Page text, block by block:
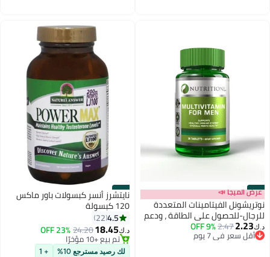
#47
عرض الميجا 📣
نوتريشونل الفيتامينات المتعددة
للرجال-للحصول على الطاقة ، ودعم
المناعة ، والتمثيل الغذائي والصحة
العامة للرجال-خالية من الغلوتين ،
د.ك‏2.23
2.47
9% OFF
أقل سعر في 7 يوم
أقل سعر في 7 يوم
#48
نايتشرز أنسر كبسولات باور ماكس
120 كبسولة
4.5
22
د.ك‏18.45
24.20
23% OFF
تم بيع +10 مؤخرًا
تم بيع +10 مؤخرًا
لك رصيد مسترجع 10% + 1